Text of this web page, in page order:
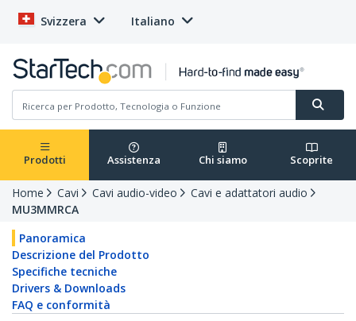
Svizzera Italiano
Prodotti Assistenza Chi siamo Scoprite
Home Cavi Cavi audio-video
Cavi e adattatori audio
MU3MMRCA
Panoramica
Descrizione del Prodotto
Specifiche tecniche
Drivers & Downloads
FAQ e conformità